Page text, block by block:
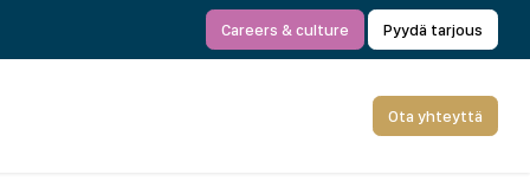
Careers & culture Pyydä tarjous
Ota yhteyttä